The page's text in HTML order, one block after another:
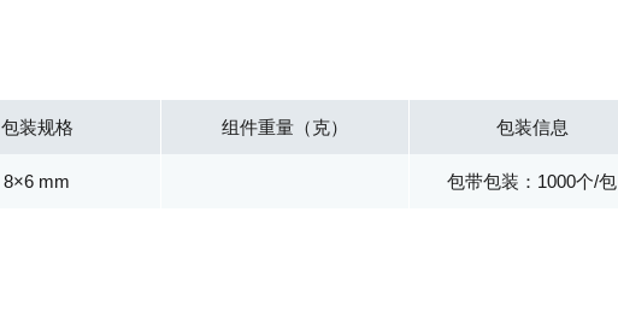
包装规格
8×6 mm
组件重量（克） 包装信息
包带包装：1000个/包